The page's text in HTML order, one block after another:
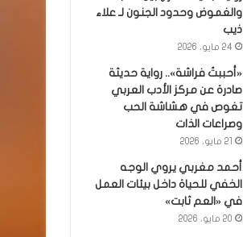
والغموض وحدود الجنون لـ علاء
ذيب
24 مايو، 2026
«أحببتُ فراشة».. رواية حديثة
صادرة عن مركز الأدب العربي
تغوص في هشاشة الحب
وصراعات الذات
21 مايو، 2026
أحمد مغربي يروي الوجه
الخفي للحياة داخل بيئات العمل
في «العم ثابت»
20 مايو، 2026